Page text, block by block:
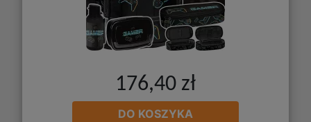
176,40 zł
DO KOSZYKA